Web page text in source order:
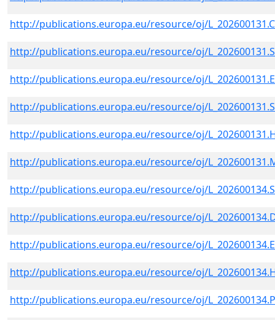
http://publications.europa.eu/resource/oj/
http://publications.europa.eu/resource/oj/
http://publications.europa.eu/resource/oj/
http://publications.europa.eu/resource/oj/
http://publications.europa.eu/resource/oj/
http://publications.europa.eu/resource/oj/
http://publications.europa.eu/resource/oj/
http://publications.europa.eu/resource/oj/
http://publications.europa.eu/resource/oj/
http://publications.europa.eu/resource/oj/
http://publications.europa.eu/resource/oj/